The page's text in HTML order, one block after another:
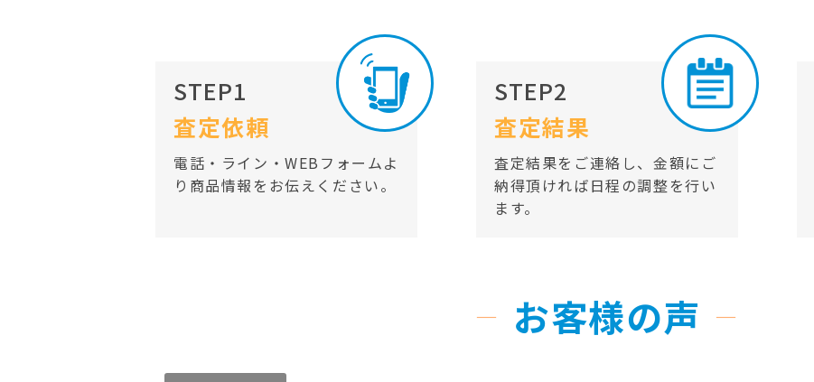
STEP1
査定依頼
電話・ライン・WEBフォームよ
り商品情報をお伝えください。
STEP2
査定結果
査定結果をご連絡し、金額にご
納得頂ければ日程の調整を行い
ます。
お客様の声